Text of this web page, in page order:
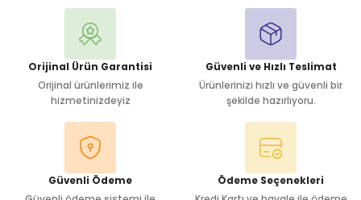
Orijinal Ürün Garantisi
Orijinal ürünlerimiz ile
hizmetinizdeyiz
Güvenli ve Hızlı Teslimat
Ürünlerinizi hızlı ve güvenli bir
şekilde hazırlıyoru.
Güvenli Ödeme
Ödeme Seçenekleri